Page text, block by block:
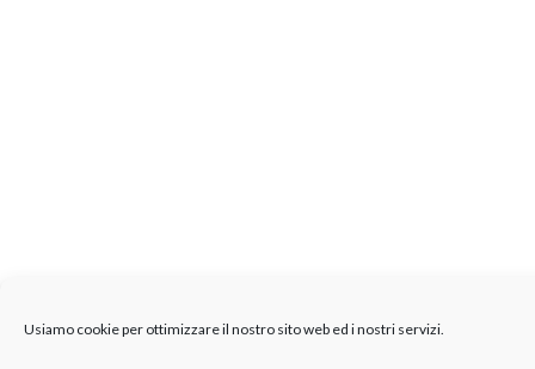
Usiamo cookie per ottimizzare il nostro sito web ed i nostri servizi.